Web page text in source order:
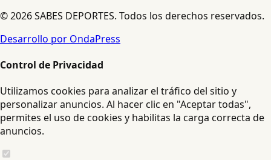
© 2026 SABES DEPORTES. Todos los derechos reservados.
Desarrollo por OndaPress
Control de Privacidad
Utilizamos cookies para analizar el tráfico del sitio y
personalizar anuncios. Al hacer clic en "Aceptar todas",
permites el uso de cookies y habilitas la carga correcta de
anuncios.